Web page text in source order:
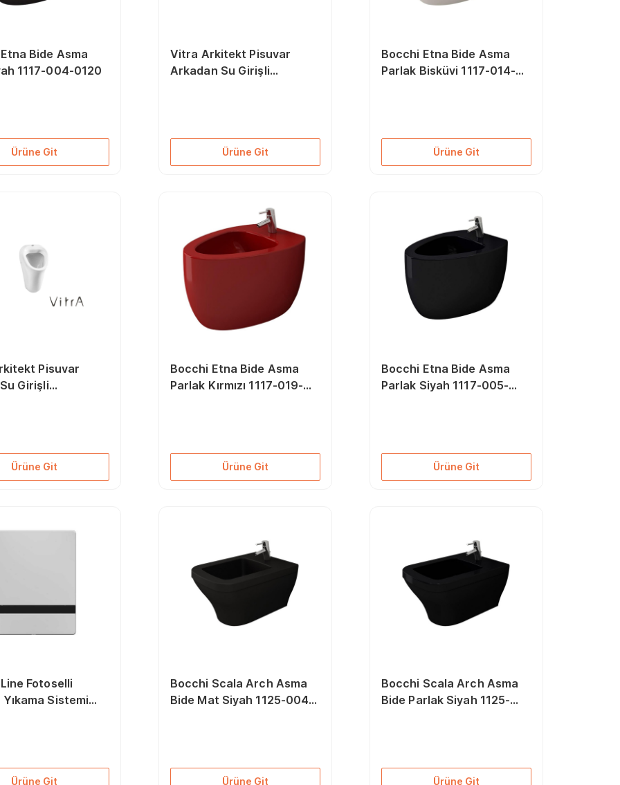
Bide Asma
1117-004-0120
Ürüne Git
Vitra Arkitekt Pisuvar
Arkadan Su Girişli
Ürüne Git
Bocchi Etna Bide Asma
Parlak Bisküvi 1117-014-
Ürüne Git
Pisuvar
Girişli
Ürüne Git
Bocchi Etna Bide Asma
Parlak Kırmızı 1117-019-
Ürüne Git
Bocchi Etna Bide Asma
Parlak Siyah 1117-005-
Ürüne Git
Fotoselli
Sistemi
Ürüne Git
Bocchi Scala Arch Asma
Bide Mat Siyah 1125-004-
Ürüne Git
Bocchi Scala Arch Asma
Bide Parlak Siyah 1125-
Ürüne Git